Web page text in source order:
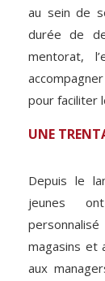
au sein de
durée de
mentorat,
pour faciliter
UNE
Depuis le
jeunes
magasins et
aux